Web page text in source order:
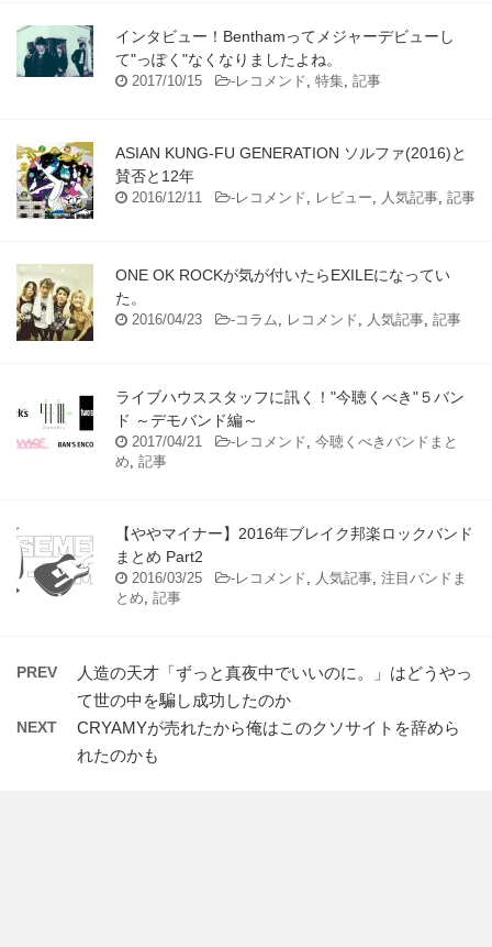
インタビュー！Benthamってメジャーデビューし
て"っぽく"なくなりましたよね。
2017/10/15 -レコメンド, 特集, 記事
ASIAN KUNG-FU GENERATION ソルファ(2016)と
賛否と12年
2016/12/11 -レコメンド, レビュー, 人気記事, 記事
ONE OK ROCKが気が付いたらEXILEになってい
た。
2016/04/23 -コラム, レコメンド, 人気記事, 記事
ライブハウススタッフに訊く！"今聴くべき"５バン
ド ～デモバンド編～
2017/04/21 -レコメンド, 今聴くべきバンドまと
め, 記事
【ややマイナー】2016年ブレイク邦楽ロックバンド
まとめ Part2
2016/03/25 -レコメンド, 人気記事, 注目バンドま
とめ, 記事
PREV
人造の天才「ずっと真夜中でいいのに。」はどうやっ
て世の中を騙し成功したのか
NEXT
CRYAMYが売れたから俺はこのクソサイトを辞めら
れたのかも